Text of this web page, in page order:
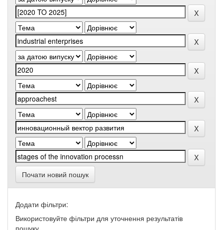
Почати новий пошук
Додати фільтри:
Використовуйте фільтри для уточнення результатів
пошуку.